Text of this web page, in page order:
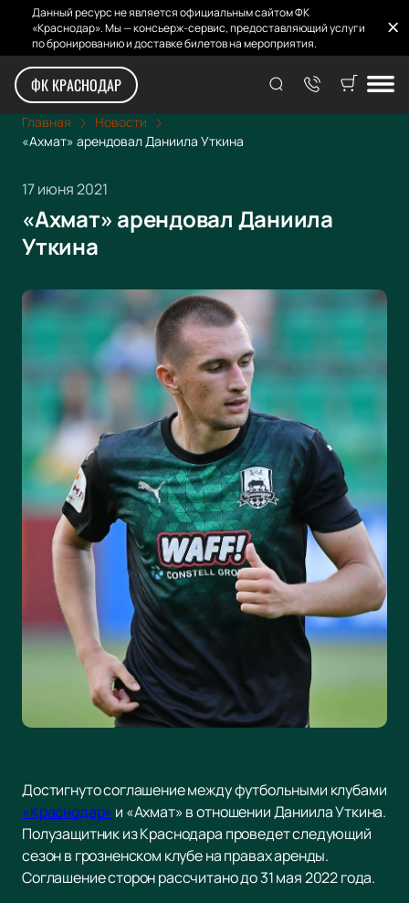
Данный ресурс не является официальным сайтом ФК
«Краснодар». Мы — консьерж-сервис, предоставляющий услуги
по бронированию и доставке билетов на мероприятия.
ФК КРАСНОДАР
Главная
Новости
«Ахмат» арендовал Даниила Уткина
17 июня 2021
«Ахмат» арендовал Даниила
Уткина
Достигнуто соглашение между футбольными клубами
«Краснодар» и «Ахмат» в отношении Даниила Уткина.
Полузащитник из Краснодара проведет следующий
сезон в грозненском клубе на правах аренды.
Соглашение сторон рассчитано до 31 мая 2022 года.